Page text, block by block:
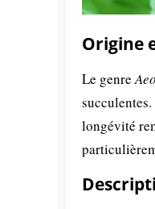
Origine
Le genre
longévité